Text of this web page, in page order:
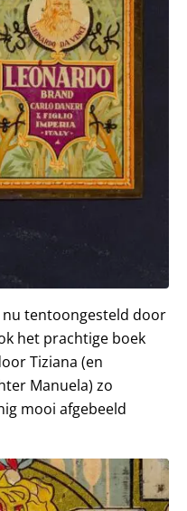
nu tentoongesteld door
het prachtige boek
Tiziana (en
Manuela) zo
mooi afgebeeld